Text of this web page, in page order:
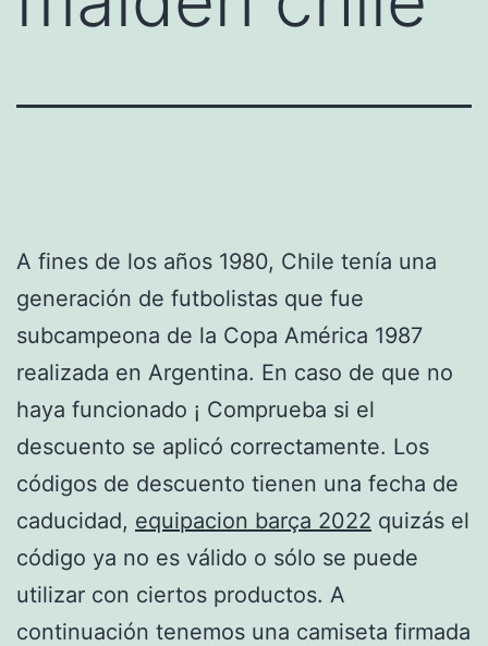
A fines de los años 1980, Chile tenía una
generación de futbolistas que fue
subcampeona de la Copa América 1987
realizada en Argentina. En caso de que no
haya funcionado ¡ Comprueba si el
descuento se aplicó correctamente. Los
códigos de descuento tienen una fecha de
caducidad, equipacion barça 2022 quizás el
código ya no es válido o sólo se puede
utilizar con ciertos productos. A
continuación tenemos una camiseta firmada